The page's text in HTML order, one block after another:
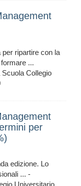
per ripartire con la
...
Collegio
per
edizione. Lo
... -